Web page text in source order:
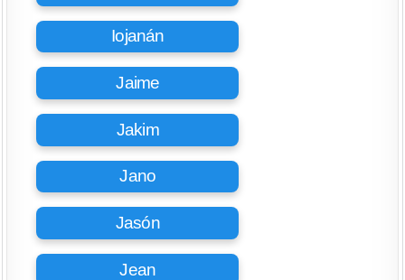
Iojanán
Jaime
Jakim
Jano
Jasón
Jean